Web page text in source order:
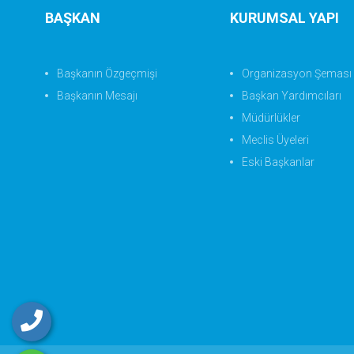
BAŞKAN
Başkanın Özgeçmişi
Başkanın Mesajı
KURUMSAL YAPI
Organizasyon Şeması
Başkan Yardımcıları
Müdürlükler
Meclis Üyeleri
Eski Başkanlar